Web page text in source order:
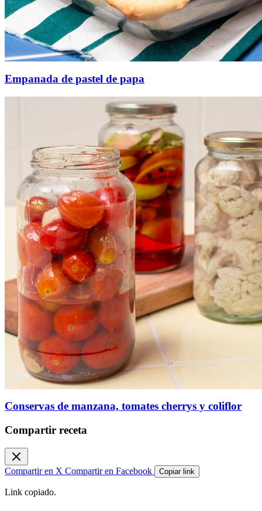
Empanada de pastel de papa
Conservas de manzana, tomates cherrys y coliflor
Compartir receta
Compartir en X Compartir en Facebook Copiar link
Link copiado.